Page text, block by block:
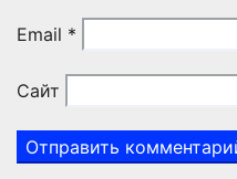
Email *
Сайт